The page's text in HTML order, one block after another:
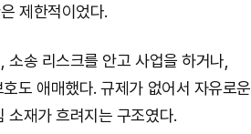
제한적이었다.
송 리스크를 안고 사업을 하거나,
도 애매했다. 규제가 없어서 자유로운
소재가 흐려지는 구조였다.